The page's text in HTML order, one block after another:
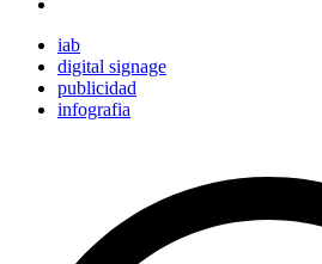
iab
digital signage
publicidad
infografia